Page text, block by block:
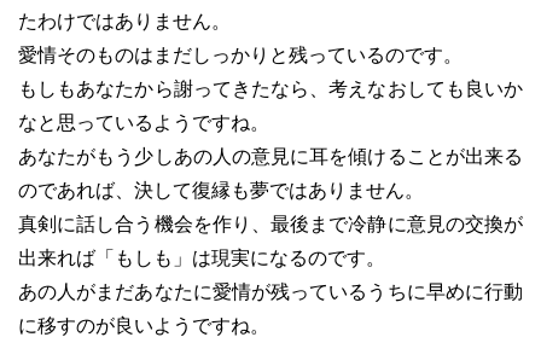
たわけではありません。
愛情そのものはまだしっかりと残っているのです。
もしもあなたから謝ってきたなら、考えなおしても良いか
なと思っているようですね。
あなたがもう少しあの人の意見に耳を傾けることが出来る
のであれば、決して復縁も夢ではありません。
真剣に話し合う機会を作り、最後まで冷静に意見の交換が
出来れば「もしも」は現実になるのです。
あの人がまだあなたに愛情が残っているうちに早めに行動
に移すのが良いようですね。